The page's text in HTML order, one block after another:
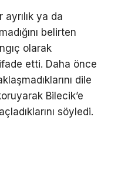
ya da
belirten
olarak
etti. Daha önce
dile
Bilecik’e
söyledi.